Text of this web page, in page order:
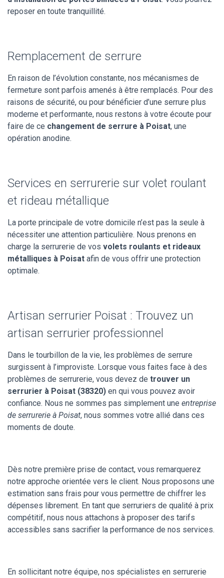
reposer en toute tranquillité.
Remplacement de serrure
En raison de l’évolution constante, nos mécanismes de
fermeture sont parfois amenés à être remplacés. Pour des
raisons de sécurité, ou pour bénéficier d’une serrure plus
moderne et performante, nous restons à votre écoute pour
faire de ce changement de serrure à Poisat, une
opération anodine.
Services en serrurerie sur volet roulant
et rideau métallique
La porte principale de votre domicile n’est pas la seule à
nécessiter une attention particulière. Nous prenons en
charge la serrurerie de vos volets roulants et rideaux
métalliques à Poisat afin de vous offrir une protection
optimale.
Artisan serrurier Poisat : Trouvez un
artisan serrurier professionnel
Dans le tourbillon de la vie, les problèmes de serrure
surgissent à l’improviste. Lorsque vous faites face à des
problèmes de serrurerie, vous devez de trouver un
serrurier à Poisat (38320) en qui vous pouvez avoir
confiance. Nous ne sommes pas simplement une entreprise
de serrurerie à Poisat, nous sommes votre allié dans ces
moments de doute.
Dès notre première prise de contact, vous remarquerez
notre approche orientée vers le client. Nous proposons une
estimation sans frais pour vous permettre de chiffrer les
dépenses librement. En tant que serruriers de qualité à prix
compétitif, nous nous attachons à proposer des tarifs
accessibles sans sacrifier la performance de nos services.
En sollicitant notre équipe, nos spécialistes en serrurerie